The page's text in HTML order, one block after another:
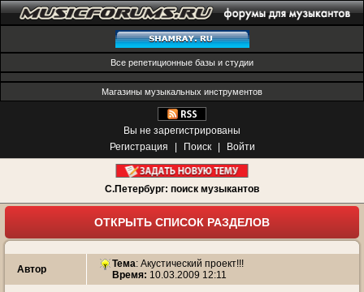
Все репетиционные базы и студии
Магазины музыкальных инструментов
Вы не зарегистрированы
Регистрация
Поиск Войти
С.Петербург: поиск музыкантов
ОТКРЫТЬ СПИСОК РАЗДЕЛОВ
Автор Тема: Акустический проект!!!
Время: 10.03.2009 12:11